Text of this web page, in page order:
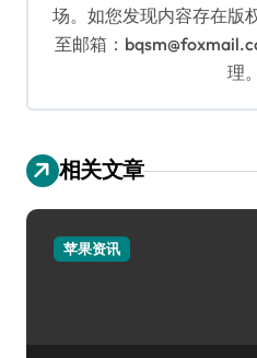
场。如您发现内容存在版
至邮箱：
理。
相关文章
苹果资讯